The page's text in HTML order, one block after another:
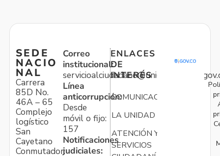
SEDE
NACIO
NAL
Carrera
85D No.
46A – 65
Complejo
logístico
San
Cayetano
Conmutador:
Correo
institucional:
Línea
anticorrupción:
Desde
móvil o fijo:
157
Notificaciones
judiciales:
ENLACES
DE
INTERÉS
COMUNICACIONES
LA UNIDAD
ATENCIÓN Y
SERVICIOS